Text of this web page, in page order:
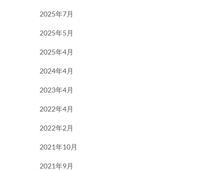
2025年7月
2025年5月
2025年4月
2024年4月
2023年4月
2022年4月
2022年2月
2021年10月
2021年9月